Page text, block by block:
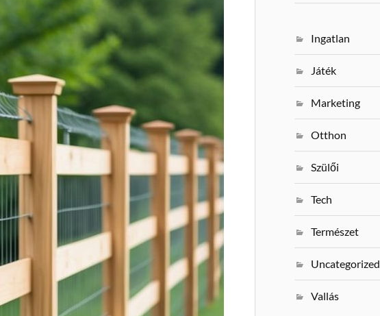
Ingatlan
Játék
Marketing
Otthon
Szülői
Tech
Természet
Uncategorized
Vallás